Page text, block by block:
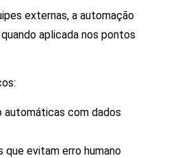
externas, a automação
aplicada nos pontos
automáticas com dados
evitam erro humano